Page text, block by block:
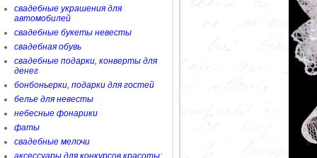
свадебные украшения для
автомобилей
свадебные букеты невесты
свадебная обувь
свадебные подарки, конверты для
денег
бонбоньерки, подарки для гостей
белье для невесты
небесные фонарики
фаты
свадебные мелочи
аксессуары для конкурсов красоты: